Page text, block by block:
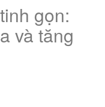
gọn:
và tăng